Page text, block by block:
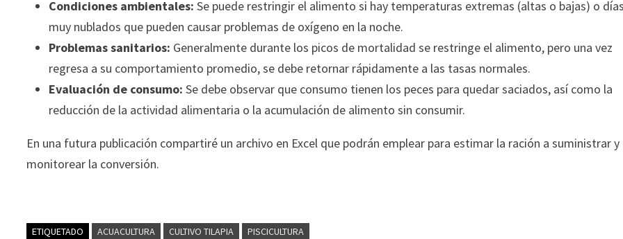
Condiciones ambientales: Se puede restringir el alimento si hay temperaturas extremas (altas o bajas) o días
muy nublados que pueden causar problemas de oxígeno en la noche.
Problemas sanitarios: Generalmente durante los picos de mortalidad se restringe el alimento, pero una vez
regresa a su comportamiento promedio, se debe retornar rápidamente a las tasas normales.
Evaluación de consumo: Se debe observar que consumo tienen los peces para quedar saciados, así como la
reducción de la actividad alimentaria o la acumulación de alimento sin consumir.
En una futura publicación compartiré un archivo en Excel que podrán emplear para estimar la ración a suministrar y
monitorear la conversión.
ETIQUETADO ACUACULTURA CULTIVO TILAPIA PISCICULTURA